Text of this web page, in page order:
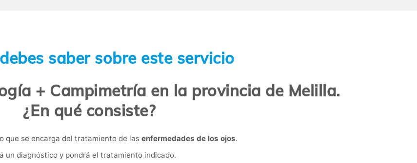
saber sobre este servicio
+ Campimetría en la provincia de Melilla.
¿En qué consiste?
que se encarga del tratamiento de las enfermedades de los ojos.
un diagnóstico y pondrá el tratamiento indicado.